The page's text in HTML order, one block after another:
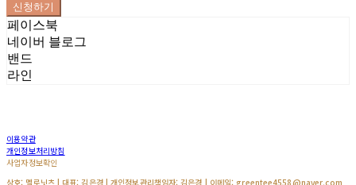
신청하기
페이스북
네이버 블로그
밴드
라인
이용약관
개인정보처리방침
사업자정보확인
상호: 멜로닛츠 | 대표: 김은경 | 개인정보관리책임자: 김은경 | 이메일: greentee4558@naver.com